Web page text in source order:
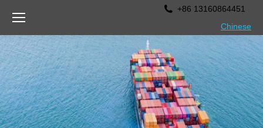
+86 13160864451
Chinese